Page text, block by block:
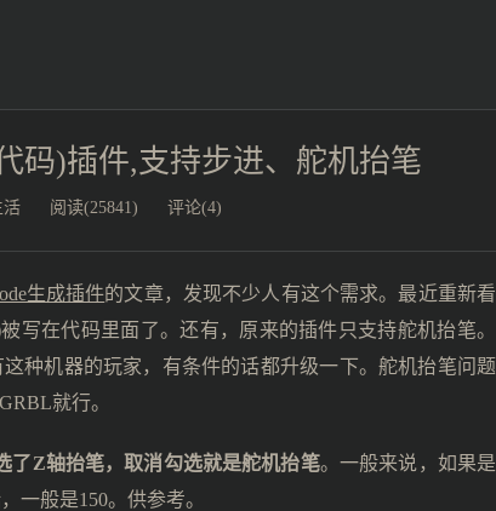
码)插件,支持步进、舵机抬笔
活 阅读(25841) 评论(4)
生成插件的文章，发现不少人有这个需求。最近重新看
写在代码里面了。还有，原来的插件只支持舵机抬笔。
种机器的玩家，有条件的话都升级一下。舵机抬笔问题
就行。
了Z轴抬笔，取消勾选就是舵机抬笔。一般来说，如果是
一般是150。供参考。